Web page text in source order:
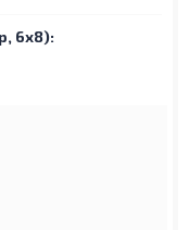
6х8):